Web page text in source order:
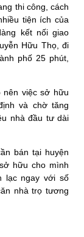
thi công, cách
tiện ích của
kết nối giao
Hữu Thọ, đi
phố 25 phút,
nên việc sở hữu
và chờ tăng
nhà đầu tư dài
bán tại huyện
hữu cho mình
lạc ngay với số
nhà trọ tương